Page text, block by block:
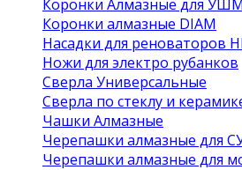
Коронки Алмазные для УШМ
Коронки алмазные DIAM
Насадки для реноваторов
Ножи для электро рубанков
Сверла Универсальные
Сверла по стеклу и
Чашки Алмазные
Черепашки алмазные для
Черепашки алмазные для